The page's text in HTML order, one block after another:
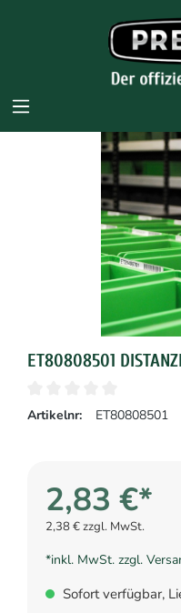
ET80808501
Artikelnr: ET80808501
2,83 €*
2,38 € zzgl. MwSt.
*inkl. MwSt. zzgl.
Sofort verfügbar,